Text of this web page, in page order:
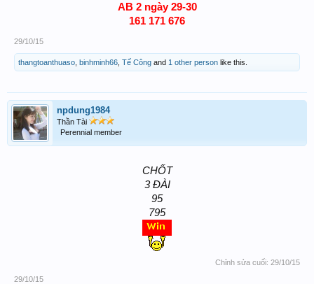
AB 2 ngày 29-30
161 171 676
29/10/15
thangtoanthuaso binhminh66 Tế Công and 1 other person like this.
npdung1984
Thần Tài
Perennial member
CHỐT
3 ĐÀI
95
795
Chỉnh sửa cuối: 29/10/15
29/10/15